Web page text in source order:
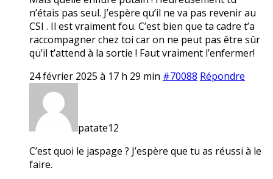
n’étais pas seul. J’espère qu’il ne va pas revenir au
CSI . Il est vraiment fou. C’est bien que ta cadre t’a
raccompagner chez toi car on ne peut pas être sûr
qu’il t’attend à la sortie ! Faut vraiment l’enfermer!
24 février 2025 à 17 h 29 min #70088 Répondre
patate12
C’est quoi le jaspage ? J’espère que tu as réussi à le
faire.